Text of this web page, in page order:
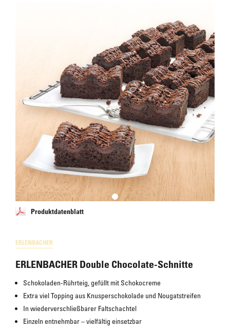
Produktdatenblatt
ERLENBACHER
ERLENBACHER Double Chocolate-Schnitte
Schokoladen-Rührteig, gefüllt mit Schokocreme
Extra viel Topping aus Knusperschokolade und Nougatstreifen
In wiederverschließbarer Faltschachtel
Einzeln entnehmbar – vielfältig einsetzbar